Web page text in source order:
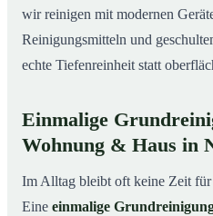
wir reinigen mit modernen
Reinigungsmitteln und
echte Tiefenreinheit statt
Einmalige
Wohnung & Haus in
Im Alltag bleibt oft keine Zeit
Eine einmalige